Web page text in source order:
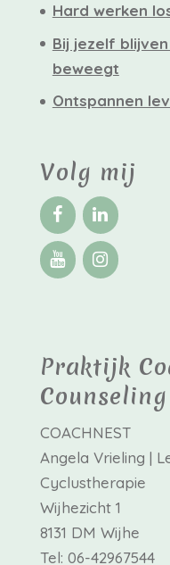
Hard werken
Bij jezelf
beweegt
Ontspannen
Volg mij
Praktijk
Counseling
COACHNEST
Angela Vrieling |
Cyclustherapie
Wijhezicht 1
8131 DM Wijhe
Tel: 06-42967544